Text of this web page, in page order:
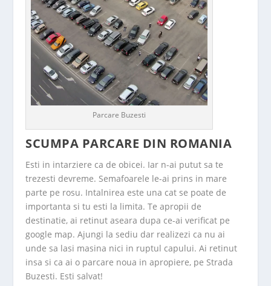
Parcare Buzesti
SCUMPA PARCARE DIN ROMANIA
Esti in intarziere ca de obicei. Iar n-ai putut sa te
trezesti devreme. Semafoarele le-ai prins in mare
parte pe rosu. Intalnirea este una cat se poate de
importanta si tu esti la limita. Te apropii de
destinatie, ai retinut aseara dupa ce-ai verificat pe
google map. Ajungi la sediu dar realizezi ca nu ai
unde sa lasi masina nici in ruptul capului. Ai retinut
insa si ca ai o parcare noua in apropiere, pe Strada
Buzesti. Esti salvat!